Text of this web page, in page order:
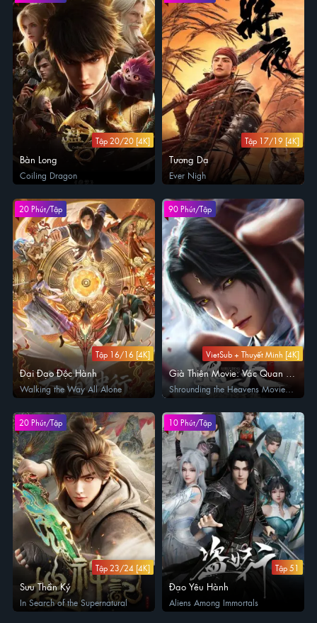
Tập 20/20 [4K]
Bàn Long
Coiling Dragon
Tập 17/19 [4K]
Tương Dạ
Ever Nigh
20 Phút/Tập
Tập 16/16 [4K]
Đại Đạo Độc Hành
Walking the Way All Alone
90 Phút/Tập
VietSub + Thuyết Minh [4K]
Già Thiên Movie: Vác Quan Tài
Chiến Vương Đằng
Shrounding the Heavens Movie:
Fighting Against Wang Teng with
Copper Coffin
20 Phút/Tập
Tập 23/24 [4K]
Sưu Thần Ký
In Search of the Supernatural
10 Phút/Tập
Tập 51
Đạo Yêu Hành
Aliens Among Immortals